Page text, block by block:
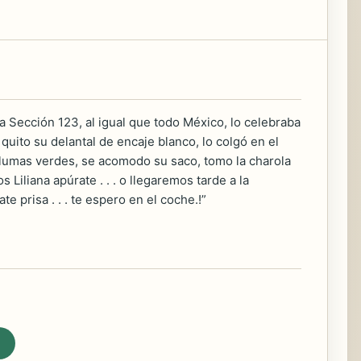
Sección 123, al igual que todo México, lo celebraba
su delantal de encaje blanco, lo colgó en el
verdes, se acomodo su saco, tomo la charola
Liliana apúrate . . . o llegaremos tarde a la
prisa . . . te espero en el coche.!”